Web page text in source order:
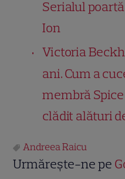
Serialul
Ion
Victoria
ani. Cum a
membră
clădit alături
Andreea Raicu
Urmărește-ne pe